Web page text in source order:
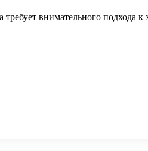
внимательного